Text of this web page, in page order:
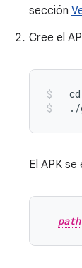
sección
Cree el
cd
./
El APK